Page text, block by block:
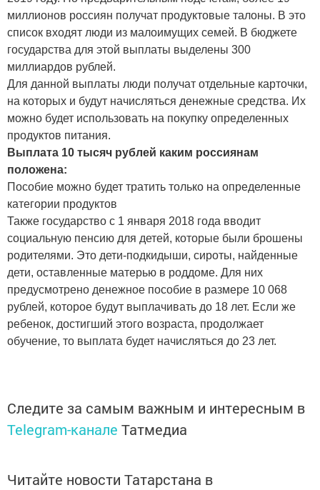
миллионов россиян получат продуктовые талоны. В это
список входят люди из малоимущих семей. В бюджете
государства для этой выплаты выделены 300
миллиардов рублей.
Для данной выплаты люди получат отдельные карточки,
на которых и будут начисляться денежные средства. Их
можно будет использовать на покупку определенных
продуктов питания.
Выплата 10 тысяч рублей каким россиянам
положена:
Пособие можно будет тратить только на определенные
категории продуктов
Также государство с 1 января 2018 года вводит
социальную пенсию для детей, которые были брошены
родителями. Это дети-подкидыши, сироты, найденные
дети, оставленные матерью в роддоме. Для них
предусмотрено денежное пособие в размере 10 068
рублей, которое будут выплачивать до 18 лет. Если же
ребенок, достигший этого возраста, продолжает
обучение, то выплата будет начисляться до 23 лет.
Следите за самым важным и интересным в
Telegram-канале Татмедиа
Читайте новости Татарстана в